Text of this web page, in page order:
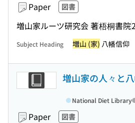
Paper 図書
増山家ルーツ研究会 著梧桐書院
Subject Heading 増山 (家) 八幡信仰
増山家の人々と
Paper 図書
National Diet Library